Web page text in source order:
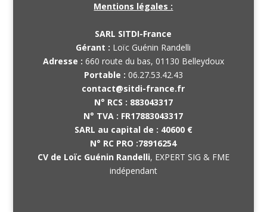
Mentions légales :
SARL SITDI-France
Gérant : Loïc Guénin Randelli
Adresse : 660 route du bas, 01130 Belleydoux
Portable : 06.27.53.42.43
contact@sitdi-france.fr
N° RCS : 883043317
N° TVA : FR17883043317
SARL au capital de : 40600 €
N° RC PRO :78916254
CV de Loïc Guénin Randelli, EXPERT SIG & FME
indépendant